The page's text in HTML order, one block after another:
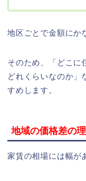
地区ごとで金額にか
そのため、「どこに
どれくらいなのか」
すめします。
地域の価格差の
家賃の相場には幅が